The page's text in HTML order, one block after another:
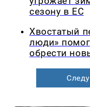
сезону в ЕС
Хвостатый
люди»
обрести